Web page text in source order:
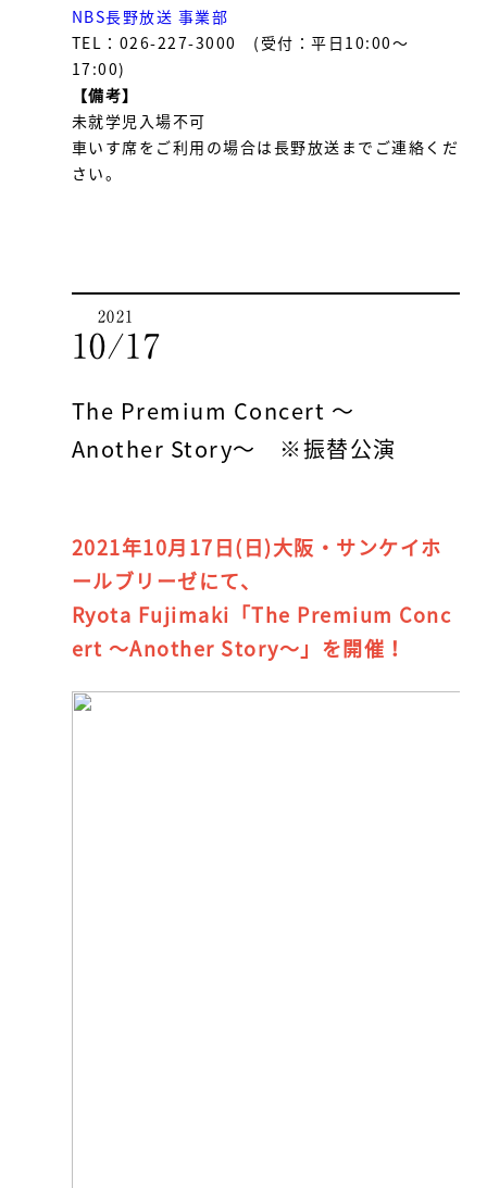
NBS長野放送 事業部
TEL：026-227-3000 (受付：平日10:00～
17:00)
【備考】
未就学児入場不可
車いす席をご利用の場合は長野放送までご連絡くだ
さい。
2021
10/17
The Premium Concert ～
Another Story～ ※振替公演
2021年10月17日(日)大阪・サンケイホ
ールブリーゼにて、
Ryota Fujimaki「The Premium Conc
ert ～Another Story～」を開催！